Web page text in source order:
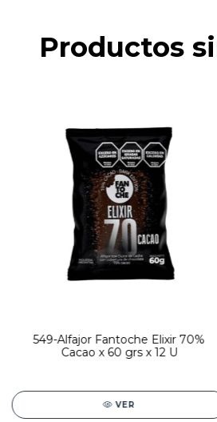
Productos
549-Alfajor Fantoche Elixir 70%
Cacao x 60 grs x 12 U
VER